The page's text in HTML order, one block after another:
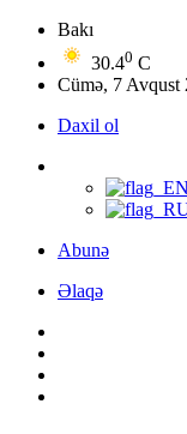
Bakı
30.40 C
Cümə, 7 Avqust
Daxil ol
Abunə
Əlaqə